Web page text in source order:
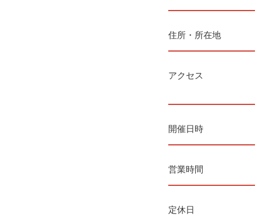
住所・所在地
アクセス
開催日時
営業時間
定休日